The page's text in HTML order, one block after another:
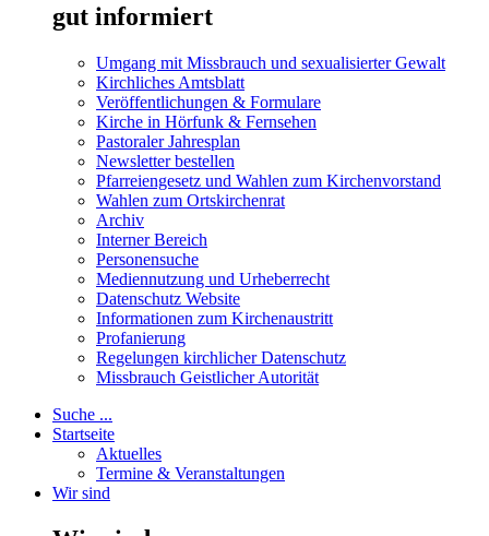
gut informiert
Umgang mit Missbrauch und sexualisierter Gewalt
Kirchliches Amtsblatt
Veröffentlichungen & Formulare
Kirche in Hörfunk & Fernsehen
Pastoraler Jahresplan
Newsletter bestellen
Pfarreiengesetz und Wahlen zum Kirchenvorstand
Wahlen zum Ortskirchenrat
Archiv
Interner Bereich
Personensuche
Mediennutzung und Urheberrecht
Datenschutz Website
Informationen zum Kirchenaustritt
Profanierung
Regelungen kirchlicher Datenschutz
Missbrauch Geistlicher Autorität
Suche ...
Startseite
Aktuelles
Termine & Veranstaltungen
Wir sind